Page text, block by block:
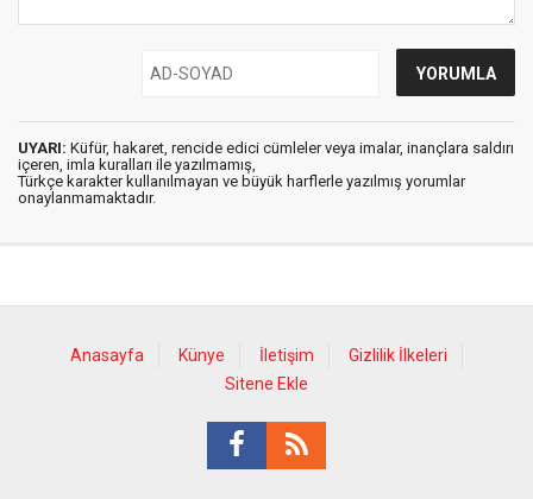
UYARI: Küfür, hakaret, rencide edici cümleler veya imalar, inançlara saldırı
içeren, imla kuralları ile yazılmamış,
Türkçe karakter kullanılmayan ve büyük harflerle yazılmış yorumlar
onaylanmamaktadır.
Anasayfa Künye İletişim
Gizlilik İlkeleri
Sitene Ekle